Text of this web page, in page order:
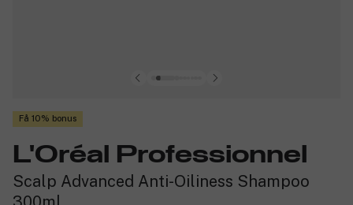
Få 10% bonus
L'Oréal Professionnel
Scalp Advanced Anti-Oiliness Shampoo